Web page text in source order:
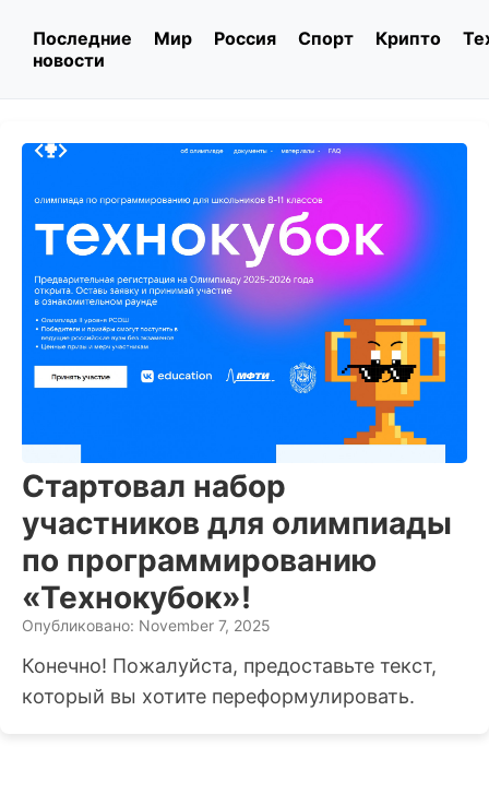
Последние
новости
Мир Россия Спорт Крипто
Стартовал набор
участников для олимпиады
по программированию
«Технокубок»!
Опубликовано: November 7, 2025
Конечно! Пожалуйста, предоставьте текст,
который вы хотите переформулировать.